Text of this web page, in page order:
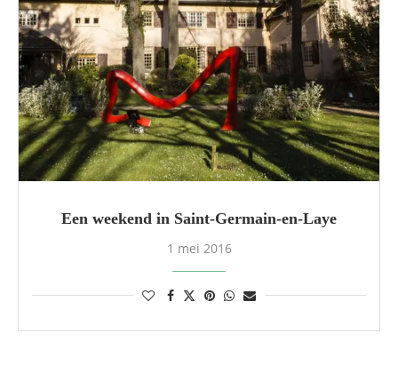
Een weekend in Saint-Germain-en-Laye
1 mei 2016